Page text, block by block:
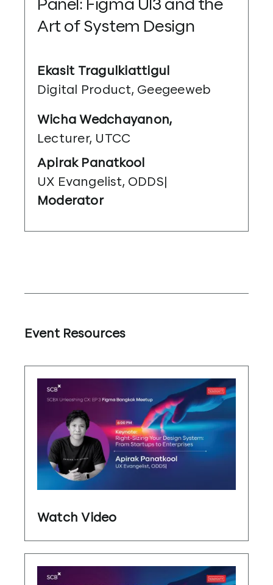
Panel: Figma UI3 and the
Art of System Design
Ekasit Tragulkiattigul
Digital Product, Geegeeweb
Wicha Wedchayanon,
Lecturer, UTCC
Apirak Panatkool
UX Evangelist, ODDS|
Moderator
Event Resources
Watch Video